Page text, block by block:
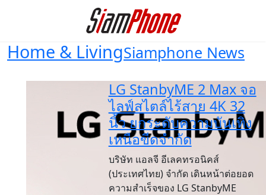
Home & LivingSiamphone News
LG StanbyME 2 Max จอ
ไลฟ์สไตล์ไร้สาย 4K 32
นิ้ว ยกระดับความบันเทิง
เหนือขีดจำกัด
บริษัท แอลจี อีเลคทรอนิคส์
(ประเทศไทย) จำกัด เดินหน้าต่อยอด
ความสำเร็จของ LG StanbyME